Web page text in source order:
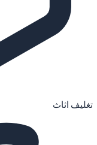
تغليف اثاث